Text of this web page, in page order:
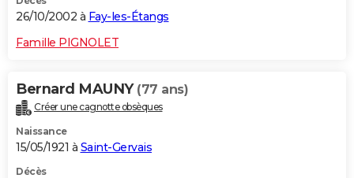
26/10/2002 à Fay-les-Étangs
Famille PIGNOLET
Bernard MAUNY (77 ans)
Créer une cagnotte obsèques
Naissance
15/05/1921 à Saint-Gervais
Décès